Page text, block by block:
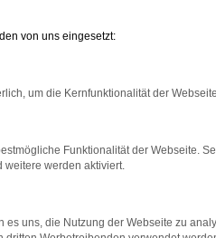
erhalten Sie im
für exzellente VW Taigo
die höchste Standards in
beeindruckende VW Taigo
Network Error
ist ein Fehler aufgetreten.
von uns eingesetzt:
um die Kernfunktionalität der
Funktionalität der Webseite.
weitere werden aktiviert.
es uns, die Nutzung der Webseite zu